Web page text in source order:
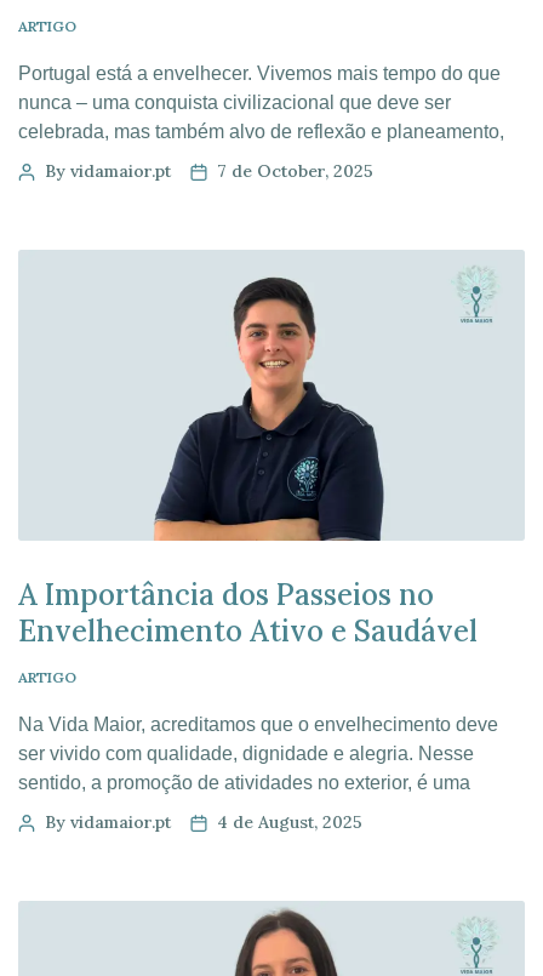
ARTIGO
Portugal está a envelhecer. Vivemos mais tempo do que
nunca – uma conquista civilizacional que deve ser
celebrada, mas também alvo de reflexão e planeamento,
para garantir a sua sustentabilidade no futuro. A
contributo à sociedade. […]
By vidamaior.pt 7 de October, 2025
A Importância dos Passeios no
Envelhecimento Ativo e Saudável
ARTIGO
Na Vida Maior, acreditamos que o envelhecimento deve
ser vivido com qualidade, dignidade e alegria. Nesse
sentido, a promoção de atividades no exterior, é uma
ferramenta fundamental para a valorização do
livre são muito mais do que simples […]
By vidamaior.pt 4 de August, 2025